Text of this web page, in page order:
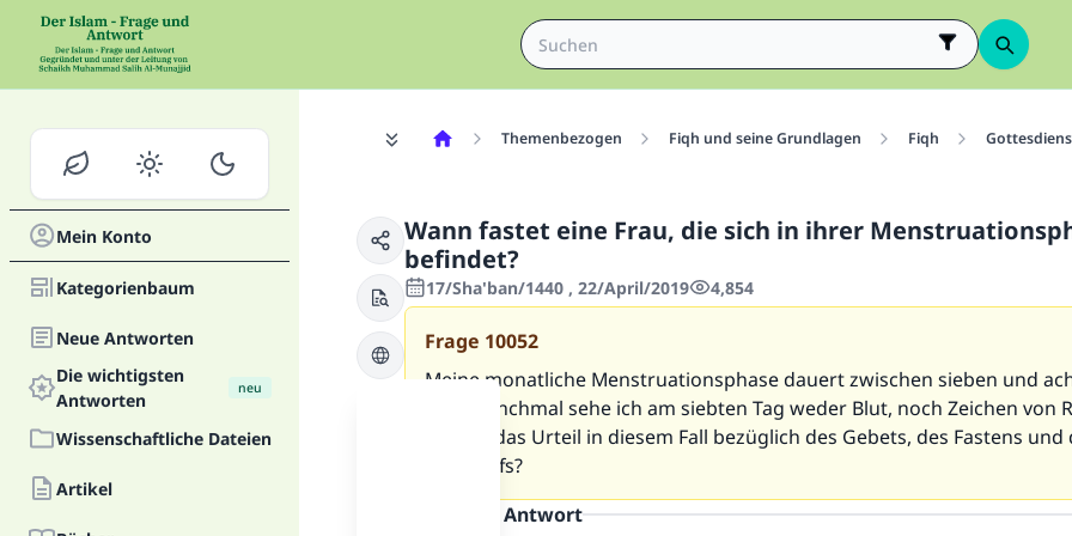
Mein Konto
Kategorienbaum
Neue Antworten
Die wichtigsten
Antworten
neu
Wissenschaftliche Dateien
Artikel
Themenbezogen Fiqh und seine Grundlagen Fiqh
Wann fastet eine Frau, die sich in ihrer
befindet?
17/Sha'ban/1440 , 22/April/2019 4,854
Frage 10052
Meine monatliche Menstruationsphase dauert zwischen sieben und
Und manchmal sehe ich am siebten Tag weder Blut, noch Zeichen von
Was ist das Urteil in diesem Fall bezüglich des Gebets, des Fastens und
Beischlafs?
Inhalt der Antwort